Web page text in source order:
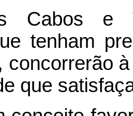
e
tenham
concorrerão
que